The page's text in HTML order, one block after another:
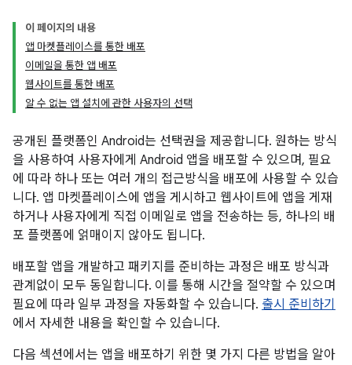
이 페이지의 내용
앱 마켓플레이스를 통한 배포
이메일을 통한 앱 배포
웹사이트를 통한 배포
알 수 없는 앱 설치에 관한 사용자의 선택
공개된 플랫폼인 Android는 선택권을 제공합니다. 원하는 방식
을 사용하여 사용자에게 Android 앱을 배포할 수 있으며, 필요
에 따라 하나 또는 여러 개의 접근방식을 배포에 사용할 수 있습
니다. 앱 마켓플레이스에 앱을 게시하고 웹사이트에 앱을 게재
하거나 사용자에게 직접 이메일로 앱을 전송하는 등, 하나의 배
포 플랫폼에 얽매이지 않아도 됩니다.
배포할 앱을 개발하고 패키지를 준비하는 과정은 배포 방식과
관계없이 모두 동일합니다. 이를 통해 시간을 절약할 수 있으며
필요에 따라 일부 과정을 자동화할 수 있습니다. 출시 준비하기
에서 자세한 내용을 확인할 수 있습니다.
다음 섹션에서는 앱을 배포하기 위한 몇 가지 다른 방법을 알아